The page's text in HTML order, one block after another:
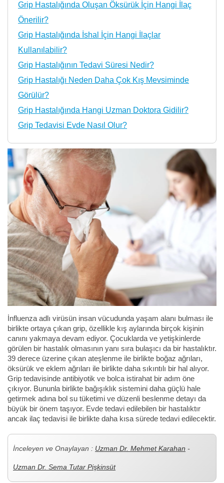
Grip Hastalığında Oluşan Öksürük İçin Hangi İlaç
Önerilir?
Grip Hastalığında İshal İçin Hangi İlaçlar
Kullanılabilir?
Grip Hastalığının Tedavi Süresi Nedir?
Grip Hastalığı Neden Daha Çok Kış Mevsiminde
Görülür?
Grip Hastalığında Hangi Uzman Doktora Gidilir?
Grip Tedavisi Evde Nasıl Olur?
İnfluenza adlı virüsün insan vücudunda yaşam alanı bulması ile
birlikte ortaya çıkan grip, özellikle kış aylarında birçok kişinin
canını yakmaya devam ediyor. Çocuklarda ve yetişkinlerde
görülen bir hastalık olmasının yanı sıra bulaşıcı da bir hastalıktır.
39 derece üzerine çıkan ateşlenme ile birlikte boğaz ağrıları,
öksürük ve eklem ağrıları ile birlikte daha sıkıntılı bir hal alıyor.
Grip tedavisinde antibiyotik ve bolca istirahat bir adım öne
çıkıyor. Bununla birlikte bağışıklık sistemini daha güçlü hale
getirmek adına bol su tüketimi ve düzenli beslenme detayı da
büyük bir önem taşıyor. Evde tedavi edilebilen bir hastalıktır
ancak ilaç tedavisi ile birlikte daha kısa sürede tedavi edilecektir.
İnceleyen ve Onaylayan : Uzman Dr. Mehmet Karahan -
Uzman Dr. Sema Tutar Pişkinsüt